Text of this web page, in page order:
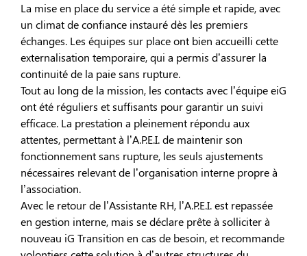
La mise en place du service a été simple et rapide, avec
un climat de confiance instauré dès les premiers
échanges. Les équipes sur place ont bien accueilli cette
externalisation temporaire, qui a permis d’assurer la
continuité de la paie sans rupture.
Tout au long de la mission, les contacts avec l’équipe eiG
ont été réguliers et suffisants pour garantir un suivi
efficace. La prestation a pleinement répondu aux
attentes, permettant à l’A.P.E.I. de maintenir son
fonctionnement sans rupture, les seuls ajustements
nécessaires relevant de l’organisation interne propre à
l’association.
Avec le retour de l’Assistante RH, l’A.P.E.I. est repassée
en gestion interne, mais se déclare prête à solliciter à
nouveau iG Transition en cas de besoin, et recommande